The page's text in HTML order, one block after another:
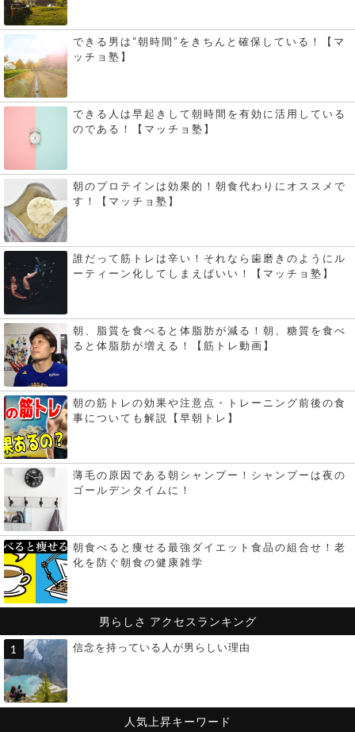
できる男は“朝時間”をきちんと確保している！【マ
ッチョ塾】
できる人は早起きして朝時間を有効に活用している
のである！【マッチョ塾】
朝のプロテインは効果的！朝食代わりにオススメで
す！【マッチョ塾】
誰だって筋トレは辛い！それなら歯磨きのようにル
ーティーン化してしまえばいい！【マッチョ塾】
朝、脂質を食べると体脂肪が減る！朝、糖質を食べ
ると体脂肪が増える！【筋トレ動画】
朝の筋トレの効果や注意点・トレーニング前後の食
事についても解説【早朝トレ】
薄毛の原因である朝シャンプー！シャンプーは夜の
ゴールデンタイムに！
朝食べると痩せる最強ダイエット食品の組合せ！老
化を防ぐ朝食の健康雑学
男らしさ アクセスランキング
信念を持っている人が男らしい理由
人気上昇キーワード